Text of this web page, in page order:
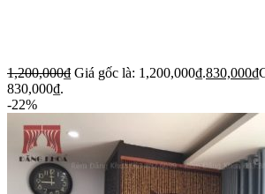
1,200,000₫ Giá gốc là: 1,200,000₫.830,000₫
830,000₫.
-22%